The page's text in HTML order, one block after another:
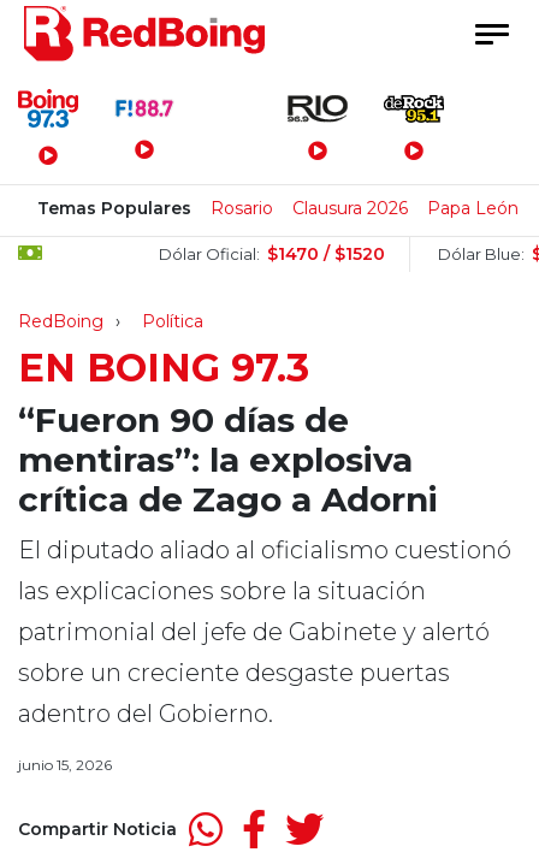
Menú Principal
Temas Populares Rosario Clausura 2026 Papa León
Dólar Oficial: $1470 / $1520 Dólar Blue:
RedBoing Política
EN BOING 97.3
“Fueron 90 días de
mentiras”: la explosiva
crítica de Zago a Adorni
El diputado aliado al oficialismo cuestionó
las explicaciones sobre la situación
patrimonial del jefe de Gabinete y alertó
sobre un creciente desgaste puertas
adentro del Gobierno.
junio 15, 2026
Compartir Noticia